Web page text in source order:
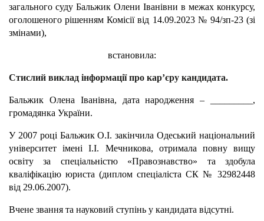
загального суду Бальжик Олени Іванівни в межах конкурсу,
оголошеного рішенням Комісії від 14.09.2023 № 94/зп-23 (зі
змінами),
встановила:
Стислий виклад інформації про кар’єру кандидата.
Бальжик Олена Іванівна, дата народження – _________,
громадянка України.
У 2007 році Бальжик О.І. закінчила Одеський національний
університет імені І.І. Мечникова, отримала повну вищу
освіту за спеціальністю «Правознавство» та здобула
кваліфікацію юриста (диплом спеціаліста СК № 32982448
від 29.06.2007).
Вчене звання та науковий ступінь у кандидата відсутні.